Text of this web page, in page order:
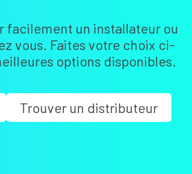
facilement un installateur ou
vous. Faites votre choix ci-
options disponibles.
Trouver un distributeur